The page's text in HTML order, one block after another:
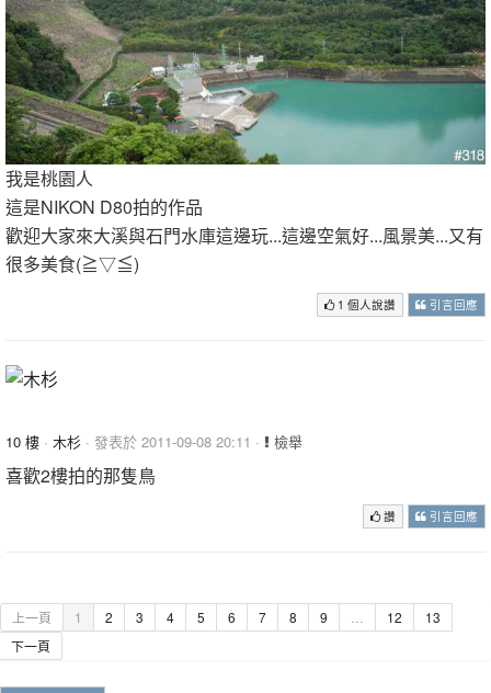
我是桃園人
這是NIKON D80拍的作品
歡迎大家來大溪與石門水庫這邊玩...這邊空氣好...風景美...又有
很多美食(≧▽≦)
1 個人說讚 引言回應
10 樓 · 木杉 · 發表於 2011-09-08 20:11 · 檢舉
喜歡2樓拍的那隻鳥
讚 引言回應
上一頁 1 2 3 4 5 6 7 8 9 12
13
下一頁